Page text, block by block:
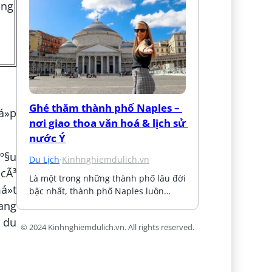
du
Ghé thăm thành phố Naples –
nơi giao thoa văn hoá & lịch sử
nước Ý
Du Lịch·Kinhnghiemdulich.vn
Là một trong những thành phố lâu đời
bậc nhất, thành phố Naples luôn…
© 2024 Kinhnghiemdulich.vn. All rights reserved.